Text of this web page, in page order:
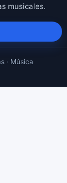
musicales.
· Música